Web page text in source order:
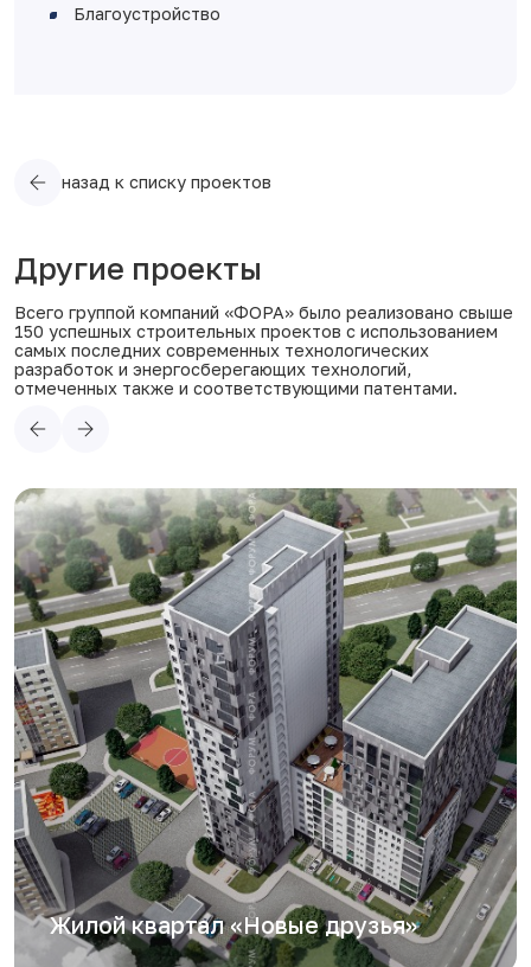
Благоустройство
назад к списку проектов
Другие проекты
Всего группой компаний «ФОРА» было реализовано свыше
150 успешных строительных проектов с использованием
самых последних современных технологических
разработок и энергосберегающих технологий,
отмеченных также и соответствующими патентами.
Жилой квартал «Новые друзья»